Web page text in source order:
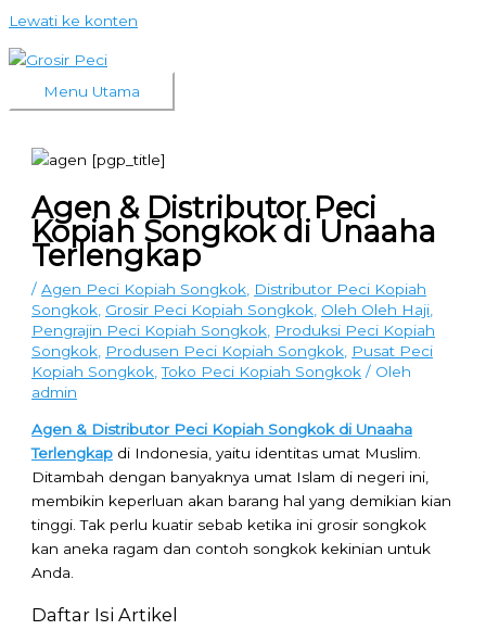
Lewati ke konten
Menu Utama
Agen & Distributor Peci
Kopiah Songkok di Unaaha
Terlengkap
/Agen Peci Kopiah Songkok Distributor Peci Kopiah
Songkok Grosir Peci Kopiah Songkok Oleh Oleh Haji
Pengrajin Peci Kopiah Songkok Produksi Peci Kopiah
Songkok Produsen Peci Kopiah Songkok Pusat Peci
Kopiah Songkok ,Toko Peci Kopiah Songkok / Oleh
admin
Agen & Distributor Peci Kopiah Songkok di Unaaha
Terlengkap di Indonesia, yaitu identitas umat Muslim.
Ditambah dengan banyaknya umat Islam di negeri ini,
membikin keperluan akan barang hal yang demikian kian
tinggi. Tak perlu kuatir sebab ketika ini grosir songkok
kan aneka ragam dan contoh songkok kekinian untuk
Anda.
Daftar Isi Artikel